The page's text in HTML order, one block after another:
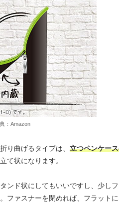
：Amazon
り曲げるタイプは、 立つペンケー
て状になります。
ンド状にしてもいいですし、少し
ファスナーを閉めれば、フラット